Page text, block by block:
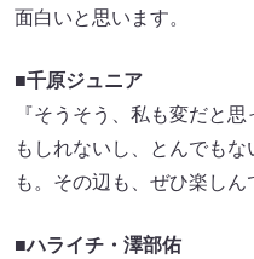
面白いと思います。
■千原ジュニア
『そうそう、私も変だと
もしれないし、とんでも
も。その辺も、ぜひ楽しん
■ハライチ・澤部佑